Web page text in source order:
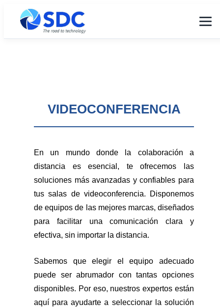
VIDEOCONFERENCIA
En un mundo donde la colaboración a
distancia es esencial, te ofrecemos las
soluciones más avanzadas y confiables para
tus salas de videoconferencia. Disponemos
de equipos de las mejores marcas, diseñados
para facilitar una comunicación clara y
efectiva, sin importar la distancia.
Sabemos que elegir el equipo adecuado
puede ser abrumador con tantas opciones
disponibles. Por eso, nuestros expertos están
aquí para ayudarte a seleccionar la solución